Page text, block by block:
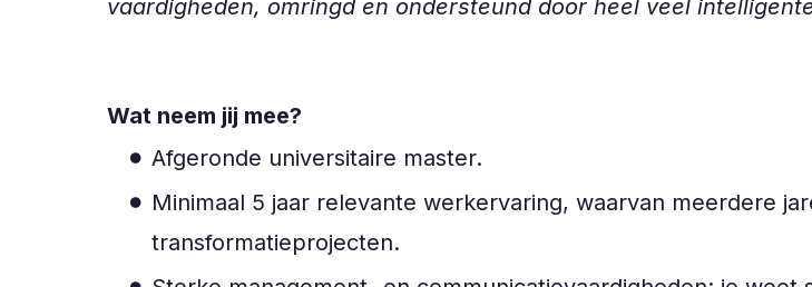
vaardigheden, omringd en ondersteund door heel veel
Wat neem jij mee?
Afgeronde universitaire master.
Minimaal 5 jaar relevante werkervaring, waarvan meerdere
transformatieprojecten.